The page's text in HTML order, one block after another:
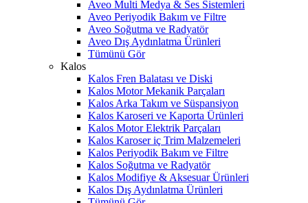
Aveo Multi Medya & Ses Sistemleri
Aveo Periyodik Bakım ve Filtre
Aveo Soğutma ve Radyatör
Aveo Dış Aydınlatma Ürünleri
Tümünü Gör
Kalos
Kalos Fren Balatası ve Diski
Kalos Motor Mekanik Parçaları
Kalos Arka Takım ve Süspansiyon
Kalos Karoseri ve Kaporta Ürünleri
Kalos Motor Elektrik Parçaları
Kalos Karoser iç Trim Malzemeleri
Kalos Periyodik Bakım ve Filtre
Kalos Soğutma ve Radyatör
Kalos Modifiye & Aksesuar Ürünleri
Kalos Dış Aydınlatma Ürünleri